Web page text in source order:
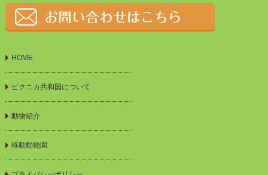
HOME
ピクニカ共和国について
動物紹介
移動動物園